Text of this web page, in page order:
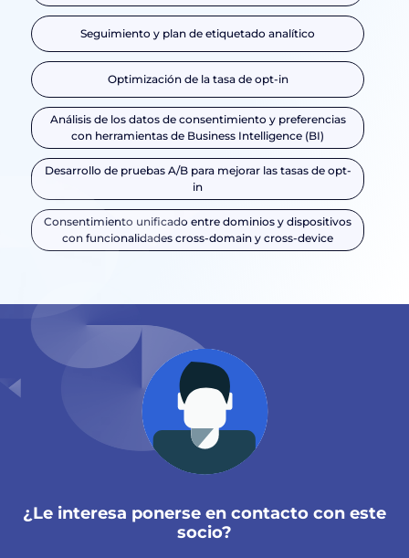
Seguimiento y plan de etiquetado analítico
Optimización de la tasa de opt-in
Análisis de los datos de consentimiento y preferencias
con herramientas de Business Intelligence (BI)
Desarrollo de pruebas A/B para mejorar las tasas de opt-
in
Consentimiento unificado entre dominios y dispositivos
con funcionalidades cross-domain y cross-device
¿Le interesa ponerse en contacto con este
socio?